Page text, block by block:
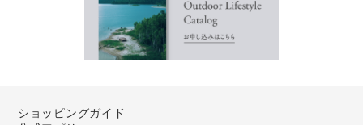
ショッピングガイド